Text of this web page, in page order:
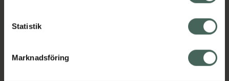
Statistik
Marknadsföring
Upptäck flera produkter inom
Ansiktsvatten och toner